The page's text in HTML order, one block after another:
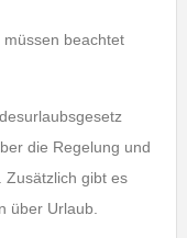
beachtet
die Regelung und
Zusätzlich gibt es
über Urlaub.